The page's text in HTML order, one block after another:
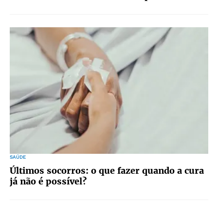
SAÚDE
Últimos socorros: o que fazer quando a cura
já não é possível?